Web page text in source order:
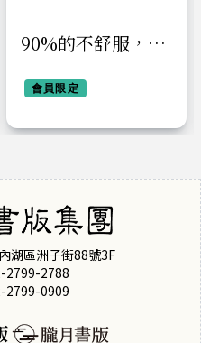
90%的不舒服，呼
退化的肺功能！改
障礙、情緒壓力，
會員限定
湖區洲子街88號3F
2799-2788
2799-0909